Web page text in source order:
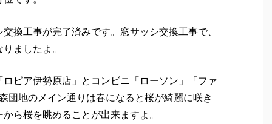
換工事が完了済みです。窓サッシ交換工事で、
ましたよ。
ピア伊勢原店」とコンビニ「ローソン」「ファ
地のメイン通りは春になると桜が綺麗に咲き
ら桜を眺めることが出来ますよ。